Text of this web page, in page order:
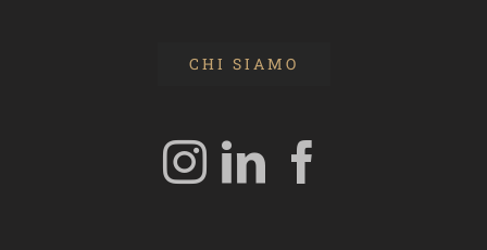
CHI SIAMO